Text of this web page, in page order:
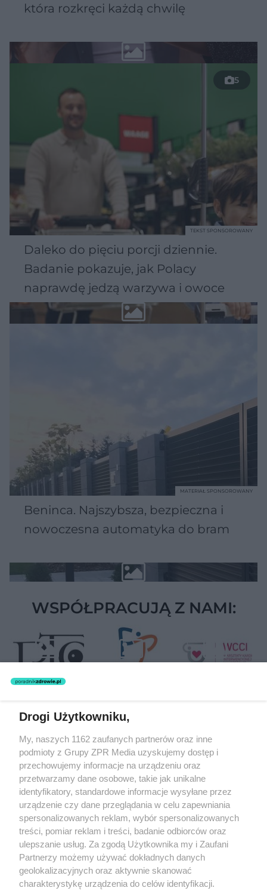
która rozkręci każdą chwilę
5
Daleko do pięciu porcji dziennie.
Badanie pokazuje, jak Polacy
naprawdę jedzą warzywa i owoce
TEKST SPONSOROWANY
Beninca. Najszybsza, bezpieczna i
nowoczesna automatyka do bram
MATERIAŁ SPONSOROWANY
WSPÓŁPRACUJĄ Z NAMI:
Żaden utwór zamieszczony w serwisie nie może być powielany i
rozpowszechniany lub dalej rozpowszechniany w jakikolwiek sposób
(w tym także elektroniczny lub mechaniczny) na jakimkolwiek polu
eksploatacji w jakiejkolwiek formie, włącznie z umieszczaniem w
Internecie bez pisemnej zgody właściciela praw. Jakiekolwiek użycie
lub wykorzystanie utworów w całości lub w części z naruszeniem
prawa, tzn. bez właściwej zgody, jest zabronione pod groźbą kary i
może być ścigane prawnie.
O nas
Drogi Użytkowniku,
My, naszych 1162 zaufanych partnerów oraz inne
podmioty z Grupy ZPR Media uzyskujemy dostęp i
przechowujemy informacje na urządzeniu oraz
przetwarzamy dane osobowe, takie jak unikalne
identyfikatory, standardowe informacje wysyłane przez
urządzenie czy dane przeglądania w celu zapewniania
spersonalizowanych reklam, wybór spersonalizowanych
treści, pomiar reklam i treści, badanie odbiorców oraz
ulepszanie usług. Za zgodą Użytkownika my i Zaufani
Partnerzy możemy używać dokładnych danych
geolokalizacyjnych oraz aktywnie skanować
charakterystykę urządzenia do celów identyfikacji.